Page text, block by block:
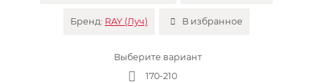
Бренд: RAY (Луч) В избранное
Выберите вариант
170-210